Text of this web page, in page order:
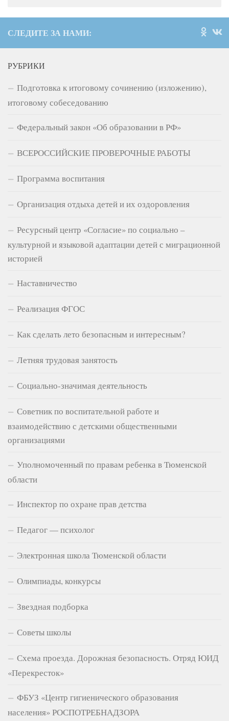
СЛЕДИТЕ ЗА НАМИ:
РУБРИКИ
Подготовка к итоговому сочинению (изложению),
итоговому собеседованию
Федеральный закон «Об образовании в РФ»
ВСЕРОССИЙСКИЕ ПРОВЕРОЧНЫЕ РАБОТЫ
Программа воспитания
Организация отдыха детей и их оздоровления
Ресурсный центр «Согласие» по социально –
культурной и языковой адаптации детей с миграционной
историей
Наставничество
Реализация ФГОС
Как сделать лето безопасным и интересным?
Летняя трудовая занятость
Социально-значимая деятельность
Советник по воспитательной работе и
взаимодействию с детскими общественными
организациями
Уполномоченный по правам ребенка в Тюменской
области
Инспектор по охране прав детства
Педагог — психолог
Электронная школа Тюменской области
Олимпиады, конкурсы
Звездная подборка
Советы школы
Схема проезда. Дорожная безопасность. Отряд ЮИД
«Перекресток»
ФБУЗ «Центр гигиенического образования
населения» РОСПОТРЕБНАДЗОРА